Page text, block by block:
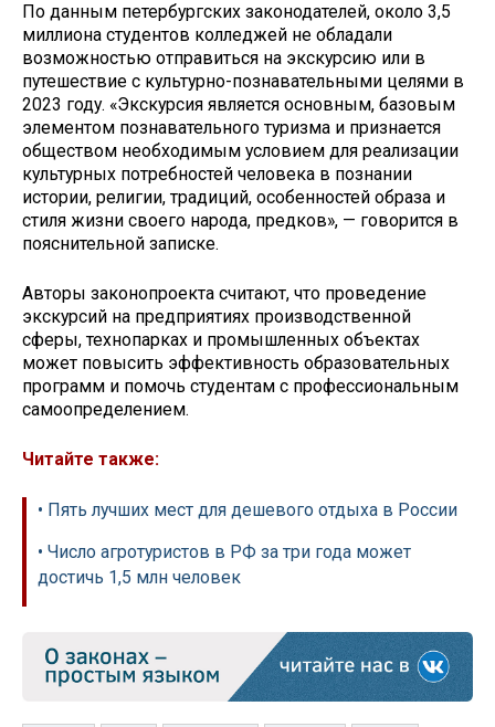
По данным петербургских законодателей, около 3,5
миллиона студентов колледжей не обладали
возможностью отправиться на экскурсию или в
путешествие с культурно-познавательными целями в
2023 году. «Экскурсия является основным, базовым
элементом познавательного туризма и признается
обществом необходимым условием для реализации
культурных потребностей человека в познании
истории, религии, традиций, особенностей образа и
стиля жизни своего народа, предков», — говорится в
пояснительной записке.
Авторы законопроекта считают, что проведение
экскурсий на предприятиях производственной
сферы, технопарках и промышленных объектах
может повысить эффективность образовательных
программ и помочь студентам с профессиональным
самоопределением.
Читайте также:
• Пять лучших мест для дешевого отдыха в России
• Число агротуристов в РФ за три года может
достичь 1,5 млн человек